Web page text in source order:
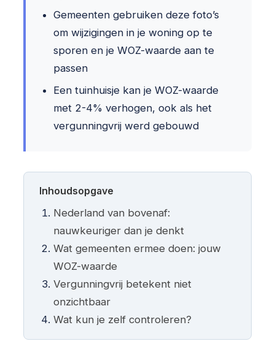
Gemeenten gebruiken deze foto’s
om wijzigingen in je woning op te
sporen en je WOZ-waarde aan te
passen
Een tuinhuisje kan je WOZ-waarde
met 2-4% verhogen, ook als het
vergunningvrij werd gebouwd
Inhoudsopgave
Nederland van bovenaf:
nauwkeuriger dan je denkt
Wat gemeenten ermee doen: jouw
WOZ-waarde
Vergunningvrij betekent niet
onzichtbaar
Wat kun je zelf controleren?